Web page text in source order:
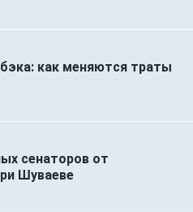
как меняются траты
сенаторов от
Шуваеве